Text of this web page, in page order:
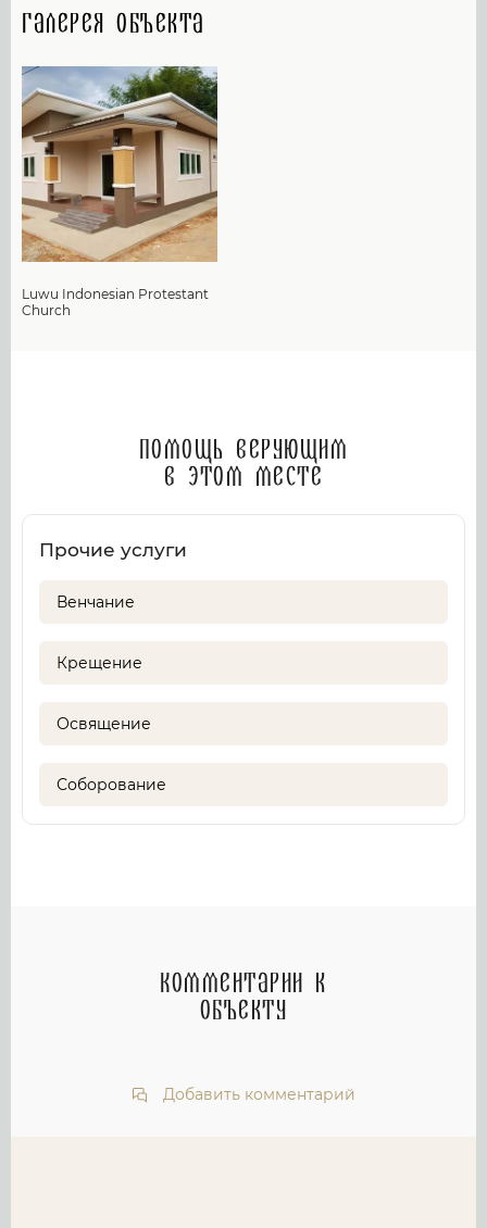
Галерея объекта
Luwu Indonesian Protestant
Church
Помощь верующим
в этом месте
Прочие услуги
Венчание
Крещение
Освящение
Соборование
Комментарии к
объекту
Добавить комментарий